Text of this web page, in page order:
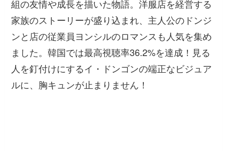
組の友情や成長を描いた物語。洋服店を経営する
家族のストーリーが盛り込まれ、主人公のドンジ
ンと店の従業員ヨンシルのロマンスも人気を集め
ました。韓国では最高視聴率36.2%を達成！見る
人を釘付けにするイ・ドンゴンの端正なビジュア
ルに、胸キュンが止まりません！